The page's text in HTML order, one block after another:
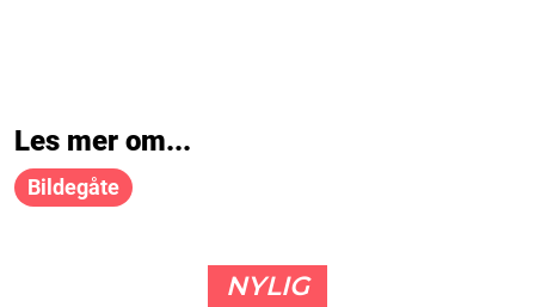
Les mer om...
Bildegåte
NYLIG